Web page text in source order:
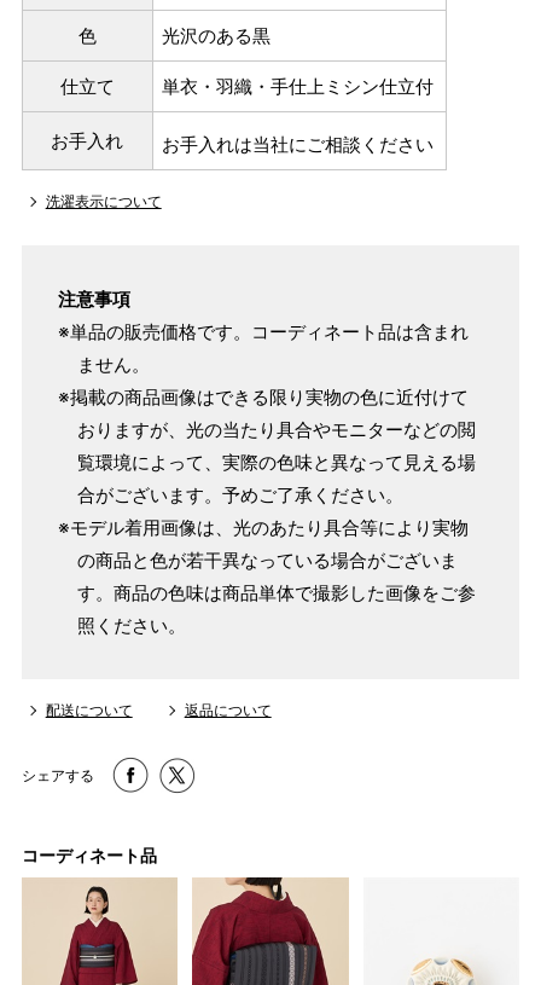
色 光沢のある黒
仕立て 単衣・羽織・手仕上ミシン仕立付
お手入れ お手入れは当社にご相談ください
洗濯表示について
注意事項
※単品の販売価格です。コーディネート品は含まれ
ません。
※掲載の商品画像はできる限り実物の色に近付けて
おりますが、光の当たり具合やモニターなどの閲
覧環境によって、実際の色味と異なって見える場
合がございます。予めご了承ください。
※モデル着用画像は、光のあたり具合等により実物
の商品と色が若干異なっている場合がございま
す。商品の色味は商品単体で撮影した画像をご参
照ください。
配送について 返品について
シェアする
コーディネート品